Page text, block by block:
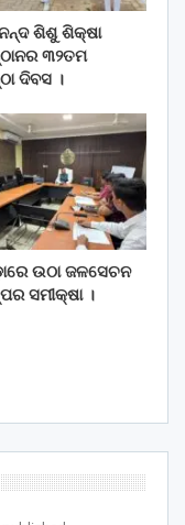
ଶିଶୁ ଶିକ୍ଷା
୩୨ତମ
ଦିବସ ।
ଉଠା ଜଳସେଚନ
ସମୀକ୍ଷା ।